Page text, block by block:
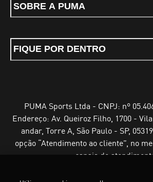
SOBRE A PUMA
FIQUE POR DENTRO
PUMA Sports Ltda - CNPJ: nº
Endereço: Av. Queiroz Filho, 1700 -
andar, Torre A, São Paulo - SP,
opção “Atendimento ao cliente”, no
canais de